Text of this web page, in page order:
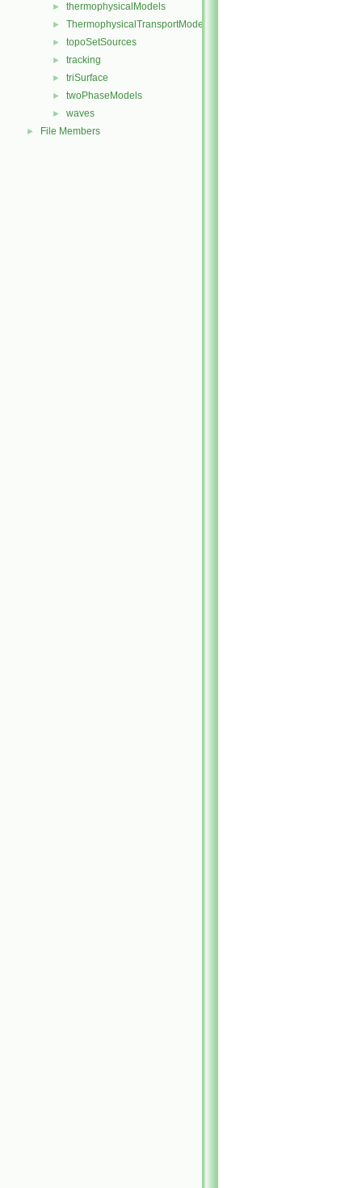
► thermophysicalModels
► ThermophysicalTransportModels
► topoSetSources
► tracking
► triSurface
► twoPhaseModels
► waves
► File Members